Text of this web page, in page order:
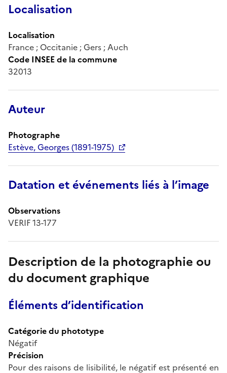
Localisation
Localisation
France ; Occitanie ; Gers ; Auch
Code INSEE de la commune
32013
Auteur
Photographe
Estève, Georges (1891-1975)
Datation et événements liés à l’image
Observations
VERIF 13-177
Description de la photographie ou
du document graphique
Éléments d’identification
Catégorie du phototype
Négatif
Précision
Pour des raisons de lisibilité, le négatif est présenté en